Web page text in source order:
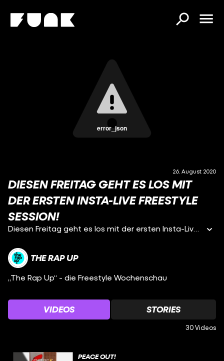
error_json
26. August 2020
DIESEN FREITAG GEHT ES LOS MIT
DER ERSTEN INSTA-LIVE FREESTYLE
SESSION!
Diesen Freitag geht es los mit der ersten Insta-Live Freestyle Session! Wer der erste Gast ist, erfahrt ihr schon bald ? #therapup
THE RAP UP
„The Rap Up“ - die Freestyle Wochenschau
VIDEOS STORIES
30 Videos
PEACE OUT!